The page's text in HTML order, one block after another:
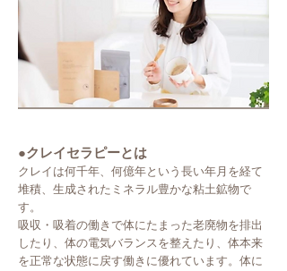
●クレイセラピーとは
クレイは何千年、何億年という長い年月を経て
堆積、 生成されたミネラル豊かな粘土鉱物で
す。
吸収・吸着の働きで体にたまった老廃物を排出
したり、 体の電気バランスを整えたり、体本来
を正常な状態に戻す働きに優れています。体に